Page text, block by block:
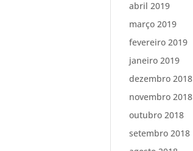
abril 2019
março 2019
fevereiro 2019
janeiro 2019
dezembro 2018
novembro 2018
outubro 2018
setembro 2018